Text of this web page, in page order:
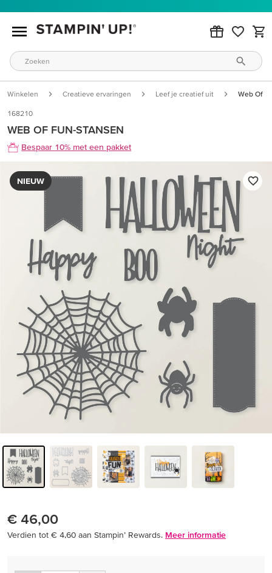
Winkelen Creatieve ervaringen Leef je creatief uit Web Of
168210
WEB OF FUN-STANSEN
Bespaar 10% met een pakket
NIEUW
€ 46,00
Verdien tot € 4,60 aan Stampin’ Rewards. Meer informatie